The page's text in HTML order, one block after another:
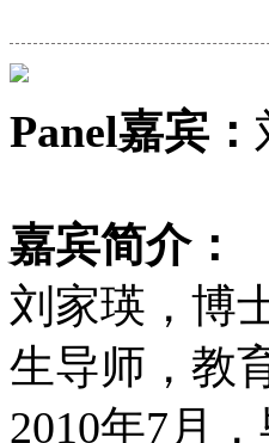
Panel嘉宾 ：
嘉宾简介：
刘家瑛，博
生导师，教
2010年7月